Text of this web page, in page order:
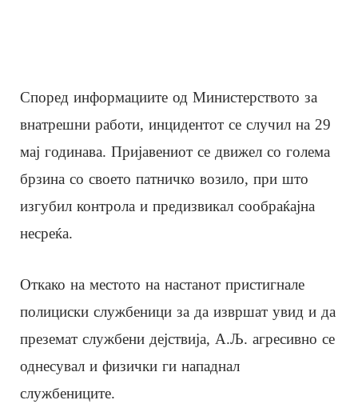
Според информациите од Министерството за
внатрешни работи, инцидентот се случил на 29
мај годинава. Пријавениот се движел со голема
брзина со своето патничко возило, при што
изгубил контрола и предизвикал сообраќајна
несреќа.
Откако на местото на настанот пристигнале
полициски службеници за да извршат увид и да
преземат службени дејствија, А.Љ. агресивно се
однесувал и физички ги нападнал
службениците.